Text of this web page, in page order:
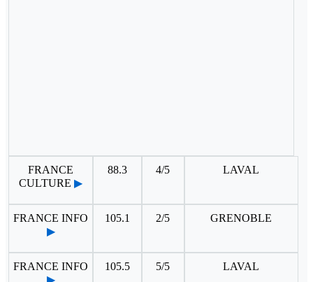
FRANCE
CULTURE ▶
88.3 4/5 LAVAL
FRANCE INFO
▶
105.1 2/5 GRENOBLE
FRANCE INFO
▶
105.5 5/5 LAVAL